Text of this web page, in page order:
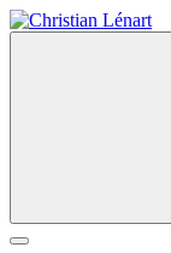
Skip
to